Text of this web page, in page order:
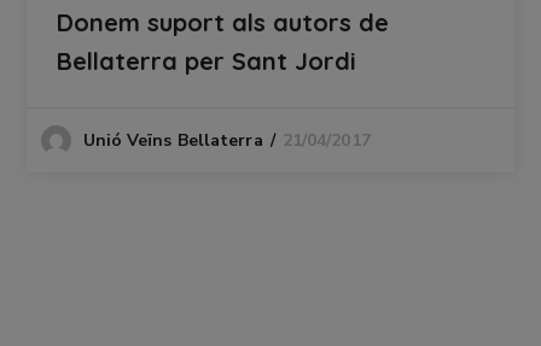
Donem suport als autors de
Bellaterra per Sant Jordi
Unió Veïns Bellaterra 21/04/2017